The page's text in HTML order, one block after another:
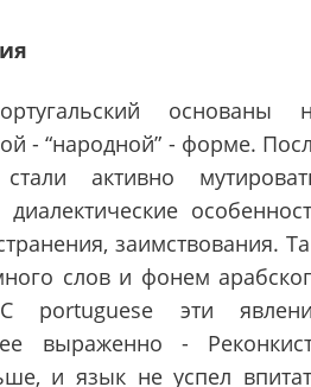
основаны
- “народной” - форме.
активно
заимствования.
слов и фонем
С portuguese эти
выраженно -
и язык не успел